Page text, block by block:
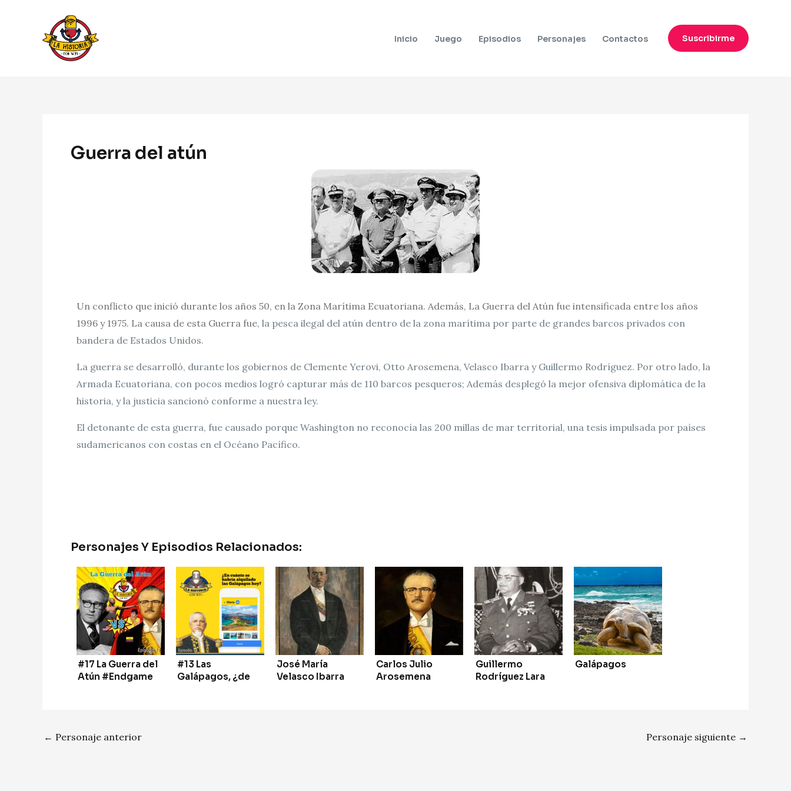
contenido
Inicio Juego Episodios Personajes Contactos Suscribirme
Guerra del atún
Un conflicto que inició durante los años 50, en la Zona Marítima Ecuatoriana. Además, La Guerra del Atún fue intensificada entre los años
1996 y 1975. La causa de esta Guerra fue, la pesca ilegal del atún dentro de la zona marítima por parte de grandes barcos privados con
bandera de Estados Unidos.
La guerra se desarrolló, durante los gobiernos de Clemente Yerovi, Otto Arosemena, Velasco Ibarra y Guillermo Rodríguez. Por otro lado, la
Armada Ecuatoriana, con pocos medios logró capturar más de 110 barcos pesqueros; Además desplegó la mejor ofensiva diplomática de la
historia, y la justicia sancionó conforme a nuestra ley.
El detonante de esta guerra, fue causado porque Washington no reconocía las 200 millas de mar territorial, una tesis impulsada por países
sudamericanos con costas en el Océano Pacífico.
Personajes Y Episodios Relacionados:
#17 La Guerra del
Atún #Endgame
#13 Las
Galápagos, ¿de
José María
Velasco Ibarra
Carlos Julio
Arosemena
Guillermo
Rodríguez Lara
Galápagos
entradas
← Personaje anterior Personaje siguiente →